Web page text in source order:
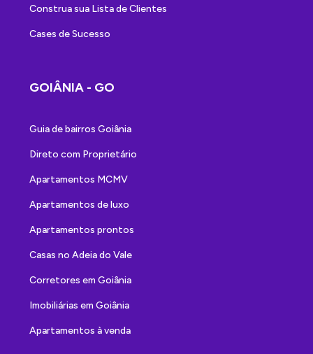
Construa sua Lista de Clientes
Cases de Sucesso
GOIÂNIA - GO
Guia de bairros Goiânia
Direto com Proprietário
Apartamentos MCMV
Apartamentos de luxo
Apartamentos prontos
Casas no Adeia do Vale
Corretores em Goiânia
Imobiliárias em Goiânia
Apartamentos à venda